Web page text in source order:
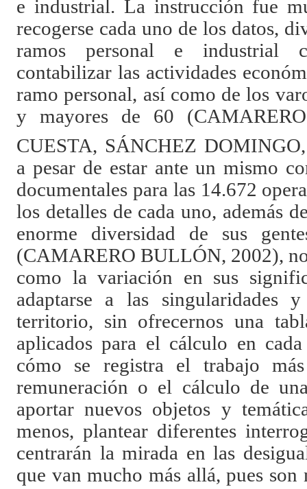
e industrial. La instrucción fue
recogerse cada uno de los datos,
ramos personal e industrial
contabilizar las actividades
ramo personal, así como de los
y mayores de 60
CUESTA, SÁNCHEZ
a pesar de estar ante un mismo
documentales para las 14.672
los detalles de cada uno, además
enorme diversidad de sus
(CAMARERO BULLÓN, 2002),
como la variación en sus
adaptarse a las singularidades
territorio, sin ofrecernos una
aplicados para el cálculo en
cómo se registra el trabajo
remuneración o el cálculo de
aportar nuevos objetos y
menos, plantear diferentes
centrarán la mirada en las
que van mucho más allá, pues